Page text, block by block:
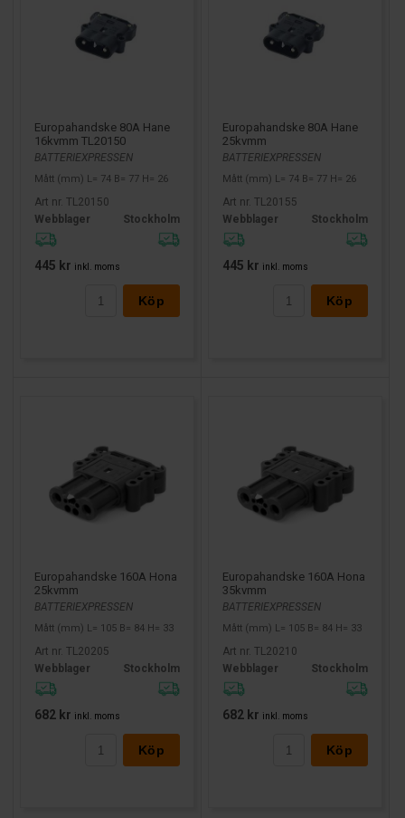
Europahandske 80A Hane
16kvmm TL20150
BATTERIEXPRESSEN
Mått (mm) L= 74 B= 77 H= 26
Art nr. TL20150
Webblager
Stockholm
445 kr inkl. moms
Köp
Europahandske 80A Hane
25kvmm
BATTERIEXPRESSEN
Mått (mm) L= 74 B= 77 H= 26
Art nr. TL20155
Webblager
Stockholm
445 kr inkl. moms
Köp
Europahandske 160A Hona
25kvmm
BATTERIEXPRESSEN
Mått (mm) L= 105 B= 84 H= 33
Art nr. TL20205
Webblager
Stockholm
682 kr inkl. moms
Köp
Europahandske 160A Hona
35kvmm
BATTERIEXPRESSEN
Mått (mm) L= 105 B= 84 H= 33
Art nr. TL20210
Webblager
Stockholm
682 kr inkl. moms
Köp